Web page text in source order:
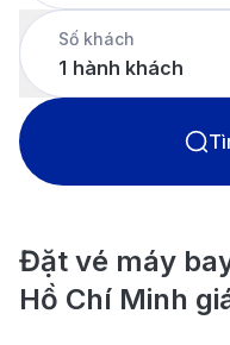
Số khách
1 hành khách
Đặt vé máy
Hồ Chí Minh